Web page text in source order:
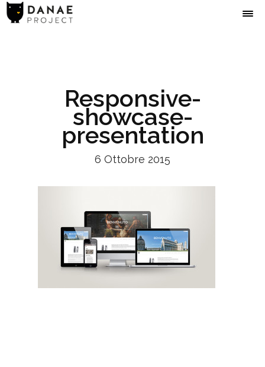
Responsive-
showcase-
presentation
6 Ottobre 2015